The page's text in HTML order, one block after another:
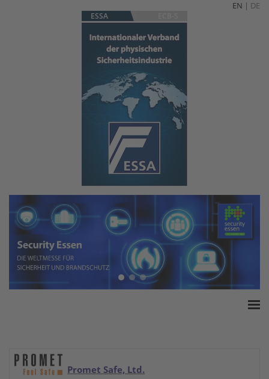
EN | DE
ESSA
White Paper
Promet Safe, Ltd.